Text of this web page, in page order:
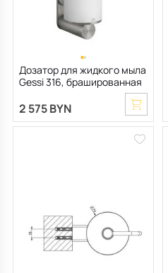
Все для кухни
Детская посуда
Пепельницы
Декоративные блюда
Чехлы на подушку
Подушки-вкладыши
Мебель для хранения
Декор дома
Терраса и балкон
Дозатор для жидкого мыла
Gessi 316, брашированная
2 575 BYN